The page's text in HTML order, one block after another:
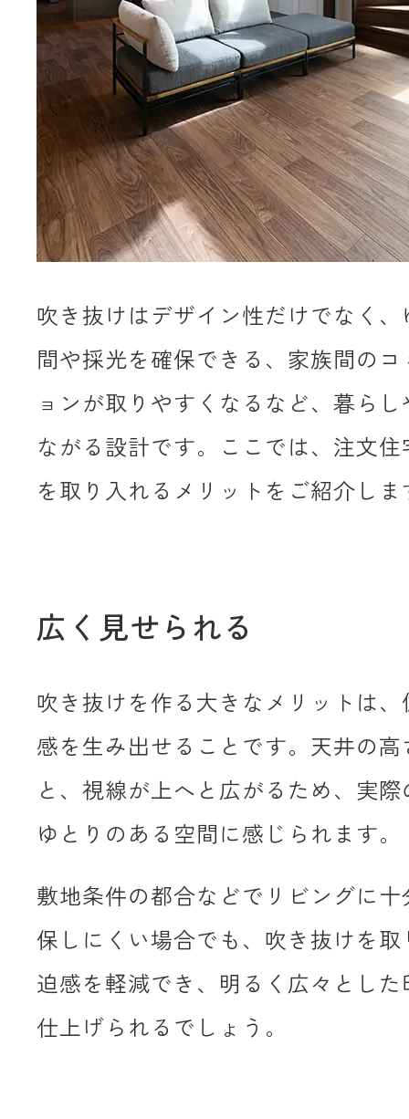
吹き抜けはデザイン性だけでなく
間や採光を確保できる、家族間の
ョンが取りやすくなるなど、暮ら
ながる設計です。ここでは、注文
を取り入れるメリットをご紹介しま
広く見せられる
吹き抜けを作る大きなメリットは
感を生み出せることです。天井の
と、視線が上へと広がるため、実
ゆとりのある空間に感じられます。
敷地条件の都合などでリビングに
保しにくい場合でも、吹き抜けを
迫感を軽減でき、明るく広々とし
仕上げられるでしょう。